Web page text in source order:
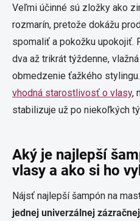
Veľmi účinné sú zložky ako
rozmarín, pretože dokážu
spomaliť a pokožku upokojiť.
dva až trikrát týždenne,
obmedzenie ťažkého
vhodná starostlivosť o vlasy,
stabilizuje už po niekoľkých
Aký je najlepší
vlasy a ako si ho
Nájsť najlepší šampón na
jednej univerzálnej